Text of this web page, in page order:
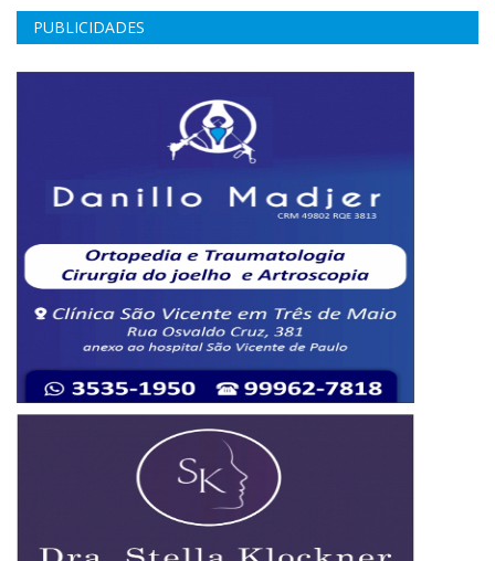
PUBLICIDADES